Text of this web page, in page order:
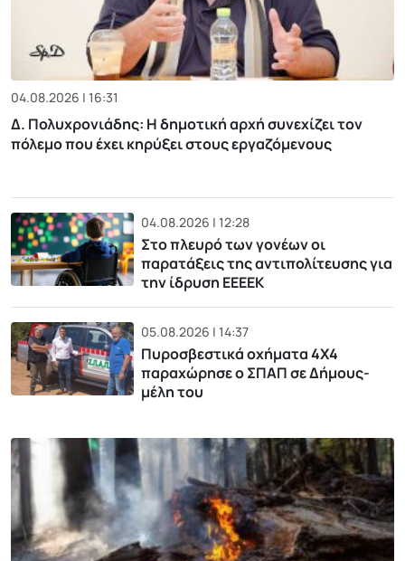
04.08.2026 | 16:31
Δ. Πολυχρονιάδης: Η δημοτική αρχή συνεχίζει τον
πόλεμο που έχει κηρύξει στους εργαζόμενους
04.08.2026 | 12:28
Στο πλευρό των γονέων οι
παρατάξεις της αντιπολίτευσης για
την ίδρυση ΕΕΕΕΚ
05.08.2026 | 14:37
Πυροσβεστικά οχήματα 4Χ4
παραχώρησε ο ΣΠΑΠ σε Δήμους-
μέλη του